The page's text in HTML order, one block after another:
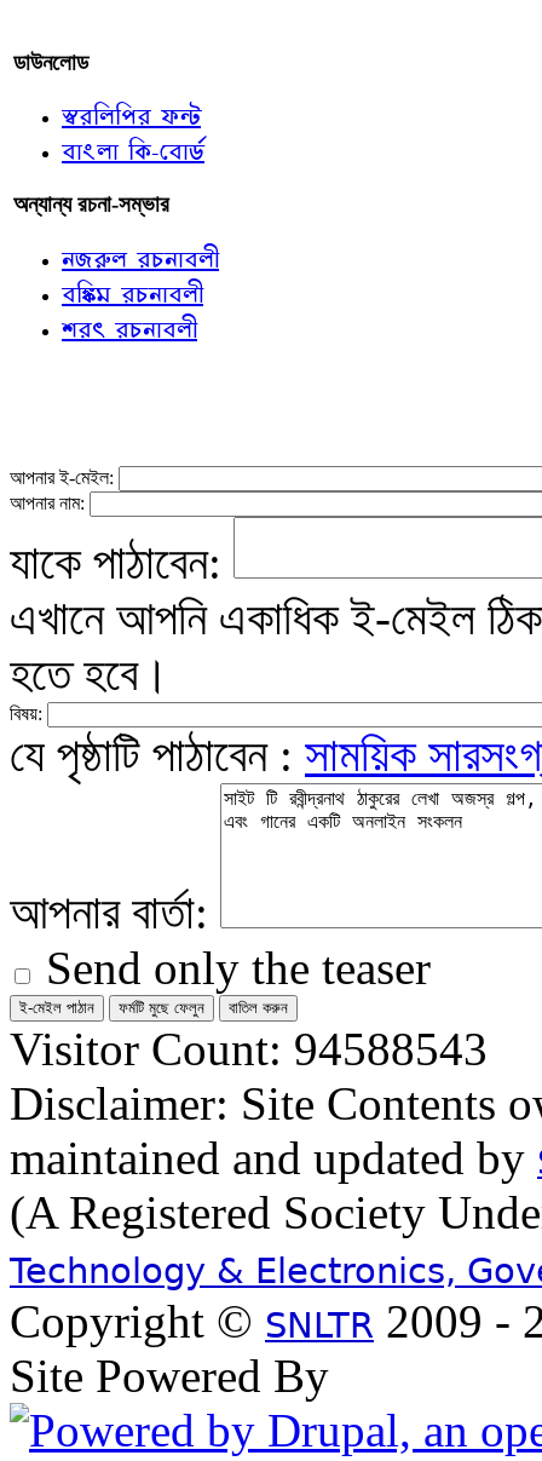
ডাউনলোড
স্বরলিপির ফন্ট
বাংলা কি-বোর্ড
অন্যান্য রচনা-সম্ভার
নজরুল রচনাবলী
বঙ্কিম রচনাবলী
শরৎ রচনাবলী
আপনার ই-মেইল:
আপনার নাম:
যাকে পাঠাবেন:
এখানে আপনি একাধিক ই-মেইল
হতে হবে।
বিষয়:
যে পৃষ্ঠাটি পাঠাবেন : সাময়িক
আপনার বার্তা:
Send only the teaser
Visitor Count: 94588543
Disclaimer: Site Contents
maintained and updated by
(A Registered Society
Technology & Electronics,
Copyright © SNLTR 2009 -
Site Powered By